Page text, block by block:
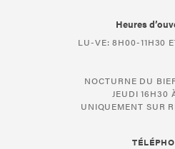
Heures
LU-VE: 8H00-11H30
NOCTURNE DU
JEUDI 16H30
UNIQUEMENT SUR